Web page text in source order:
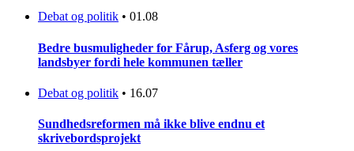
Debat og politik • 01.08
Bedre busmuligheder for Fårup, Asferg og vores
landsbyer fordi hele kommunen tæller
Debat og politik • 16.07
Sundhedsreformen må ikke blive endnu et
skrivebordsprojekt